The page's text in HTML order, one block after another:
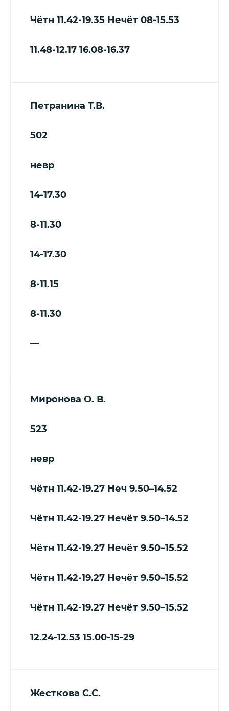
Чётн 11.42-19.35 Нечёт 08-15.53
11.48-12.17 16.08-16.37
Петранина Т.В.
502
невр
14-17.30
8-11.30
14-17.30
8-11.15
8-11.30
—
Миронова О. В.
523
невр
Чётн 11.42-19.27 Неч 9.50–14.52
Чётн 11.42-19.27 Нечёт 9.50–14.52
Чётн 11.42-19.27 Нечёт 9.50–15.52
Чётн 11.42-19.27 Нечёт 9.50–15.52
Чётн 11.42-19.27 Нечёт 9.50–15.52
12.24-12.53 15.00-15-29
Жесткова С.С.